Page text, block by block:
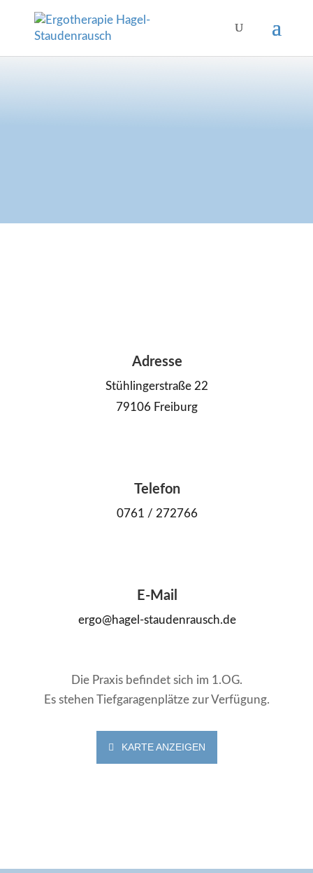
Adresse
Stühlingerstraße 22
79106 Freiburg
Telefon
0761 / 272766
E-Mail
ergo@hagel-staudenrausch.de
Die Praxis befindet sich im 1.OG.
Es stehen Tiefgaragenplätze zur Verfügung.
KARTE ANZEIGEN